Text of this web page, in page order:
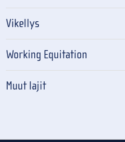
Vikellys
Working Equitation
Muut lajit